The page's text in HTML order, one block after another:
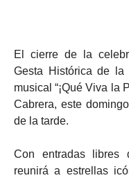
El cierre de la
Gesta Histórica de la
musical “¡Qué Viva la
Cabrera, este
de la tarde.
Con entradas libres
reunirá a estrellas